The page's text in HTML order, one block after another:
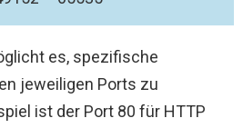
es, spezifische
jeweiligen Ports zu
ist der Port 80 für HTTP